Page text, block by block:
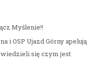
Myślenie!!
i OSP Ujazd Górny apelują
się czym jest